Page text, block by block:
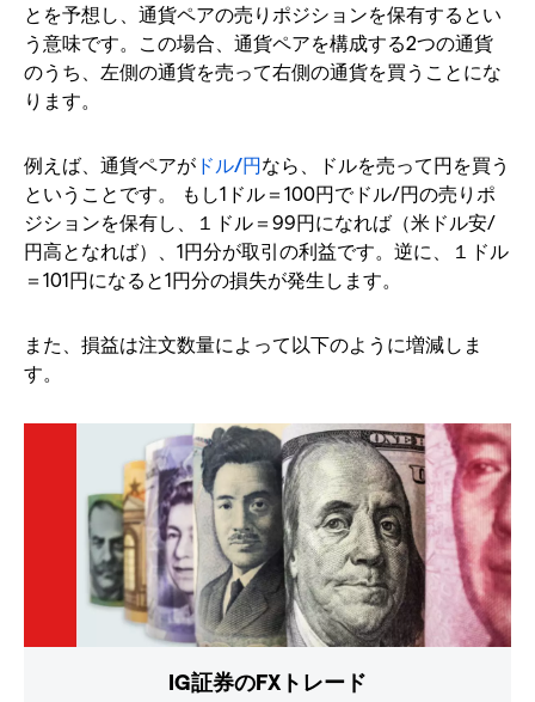
とを予想し、通貨ペアの売りポジションを保有するとい
う意味です。この場合、通貨ペアを構成する2つの通貨
のうち、左側の通貨を売って右側の通貨を買うことにな
ります。
例えば、通貨ペアが ドル/円なら、ドルを売って円を買う
ということです。 もし1ドル＝100円でドル/円の売りポ
ジションを保有し、１ドル＝99円になれば（米ドル安/
円高となれば）、1円分が取引の利益です。逆に、１ドル
＝101円になると1円分の損失が発生します。
また、損益は注文数量によって以下のように増減しま
す。
IG証券のFXトレード